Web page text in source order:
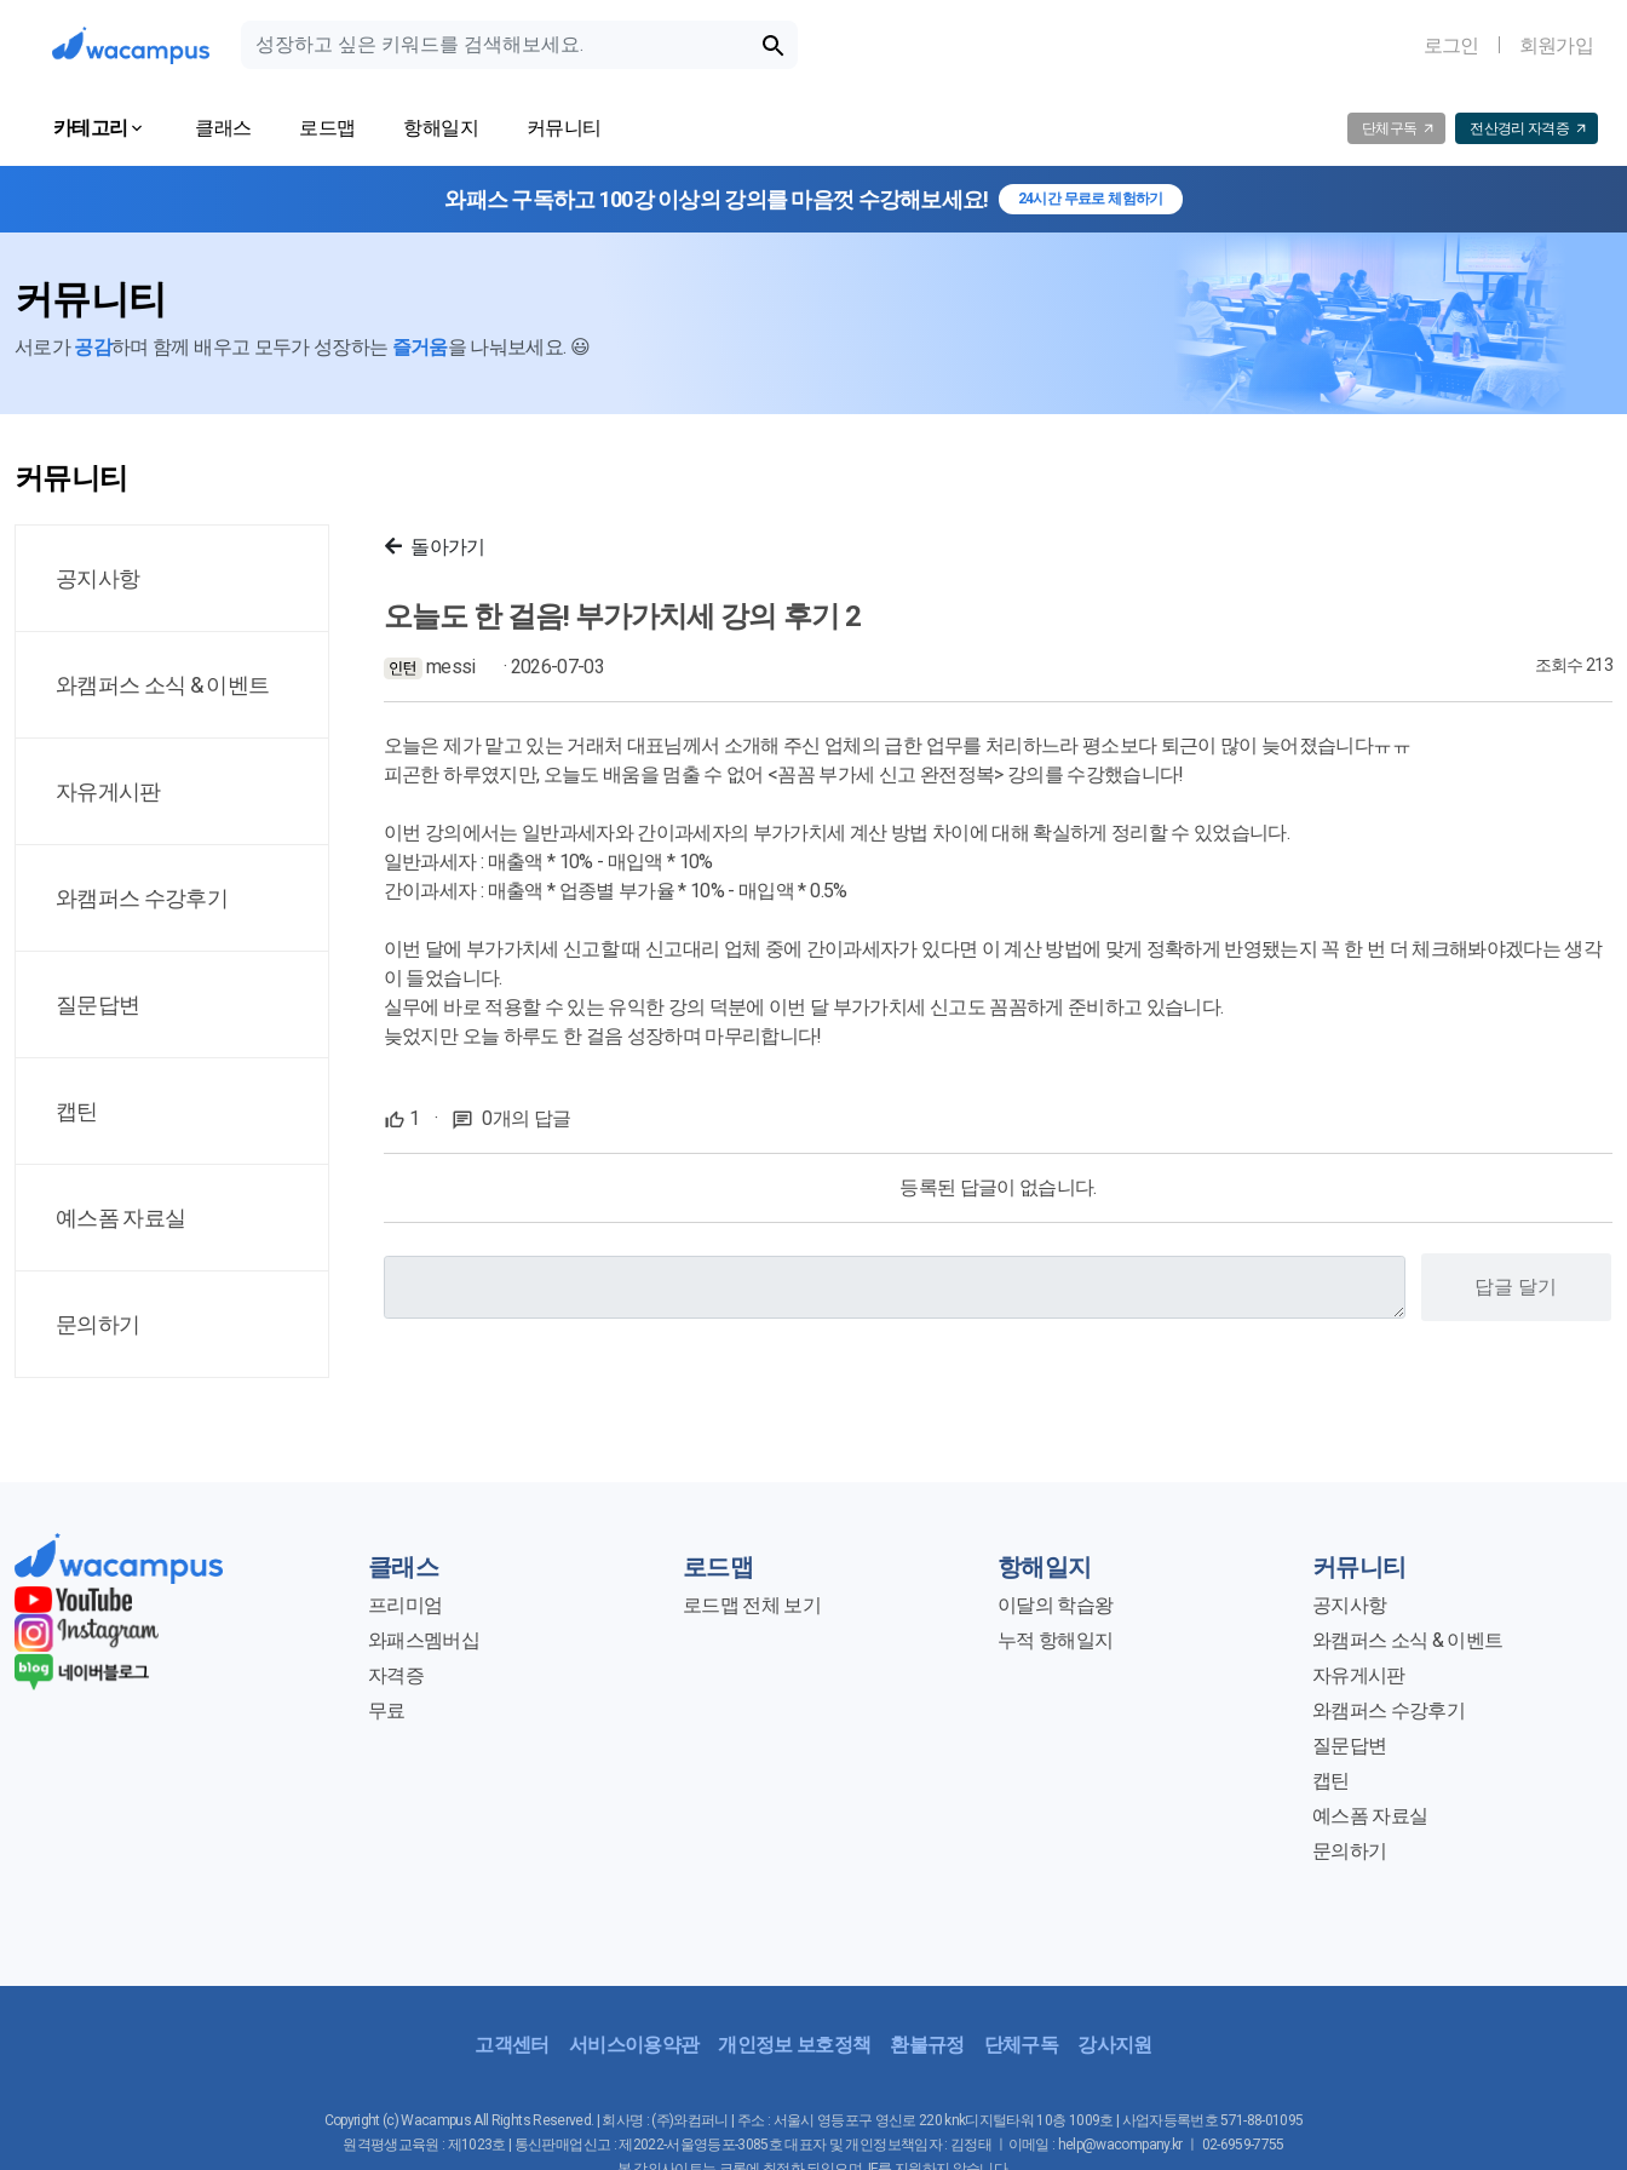
로그인 회원가입
카테고리 클래스 로드맵 항해일지 커뮤니티 단체구독 전산경리 자격증
와패스 구독하고 100강 이상의 강의를 마음껏 수강해보세요! 24시간 무료로 체험하기
커뮤니티
서로가공감하며 함께 배우고 모두가 성장하는 즐거움을 나눠보세요. 😃
커뮤니티
공지사항
와캠퍼스 소식 & 이벤트
자유게시판
와캠퍼스 수강후기
질문답변
캡틴
예스폼 자료실
문의하기
돌아가기
오늘도 한 걸음! 부가가치세 강의 후기 2
messi · 2026-07-03 조회수 213
오늘은 제가 맡고 있는 거래처 대표님께서 소개해 주신 업체의 급한 업무를 처리하느라 평소보다 퇴근이 많이 늦어졌습니다ㅠㅠ
피곤한 하루였지만, 오늘도 배움을 멈출 수 없어 <꼼꼼 부가세 신고 완전정복> 강의를 수강했습니다!
이번 강의에서는 일반과세자와 간이과세자의 부가가치세 계산 방법 차이에 대해 확실하게 정리할 수 있었습니다.
일반과세자 : 매출액 * 10% - 매입액 * 10%
간이과세자 : 매출액 * 업종별 부가율 * 10% - 매입액 * 0.5%
이번 달에 부가가치세 신고할 때 신고대리 업체 중에 간이과세자가 있다면 이 계산 방법에 맞게 정확하게 반영됐는지 꼭 한 번 더 체크해봐야겠다는 생각
이 들었습니다.
실무에 바로 적용할 수 있는 유익한 강의 덕분에 이번 달 부가가치세 신고도 꼼꼼하게 준비하고 있습니다.
늦었지만 오늘 하루도 한 걸음 성장하며 마무리합니다!
1 · 0개의 답글
등록된 답글이 없습니다.
답글 달기
클래스
프리미엄
와패스멤버십
자격증
무료
로드맵
로드맵 전체 보기
항해일지
이달의 학습왕
누적 항해일지
커뮤니티
공지사항
와캠퍼스 소식 & 이벤트
자유게시판
와캠퍼스 수강후기
질문답변
캡틴
예스폼 자료실
문의하기
고객센터 서비스이용약관 개인정보 보호정책 환불규정 단체구독 강사지원
Copyright (c) Wacampus All Rights Reserved. | 회사명 : (주)와컴퍼니 | 주소 : 서울시 영등포구 영신로 220 knk디지털타워 10층 1009호 | 사업자등록번호 571-88-01095
원격평생교육원 : 제1023호 | 통신판매업신고 : 제2022-서울영등포-3085호 대표자 및 개인정보책임자 : 김정태 ㅣ이메일 : help@wacompany.kr ㅣ 02-6959-7755